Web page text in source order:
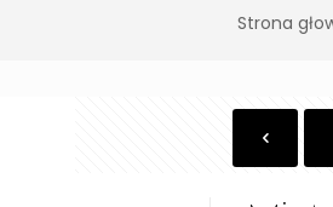
Strona